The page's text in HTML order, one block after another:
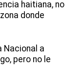
haitiana, no
donde
Nacional a
pero no le